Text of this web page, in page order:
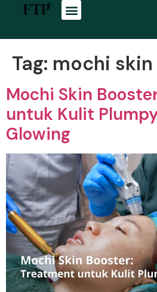
Tag: mochi
Mochi Skin
untuk Kulit
Glowing